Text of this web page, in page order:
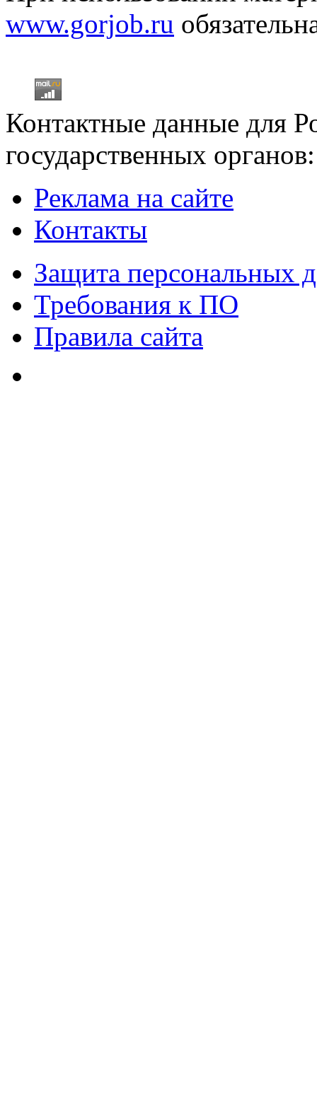
www.gorjob.ru
Контактные данные для
государственных
Реклама на сайте
Контакты
Защита персональных
Требования к ПО
Правила сайта